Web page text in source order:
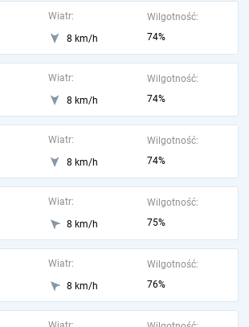
Wiatr:
8 km/h
Wilgotność:
74%
Wiatr:
8 km/h
Wilgotność:
74%
Wiatr:
8 km/h
Wilgotność:
74%
Wiatr:
8 km/h
Wilgotność:
75%
Wiatr:
8 km/h
Wilgotność:
76%